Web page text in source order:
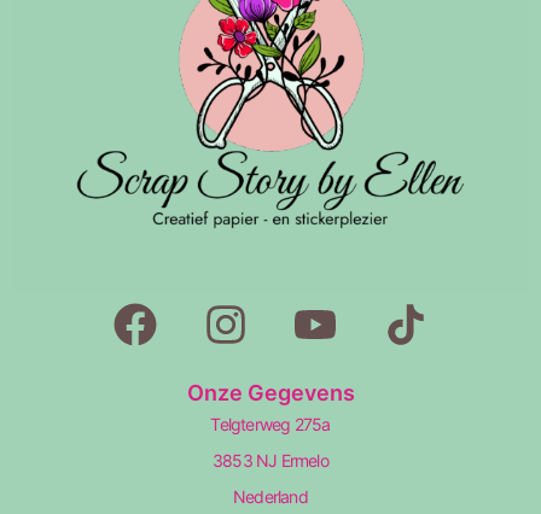
Onze Gegevens
Telgterweg 275a
3853 NJ Ermelo
Nederland